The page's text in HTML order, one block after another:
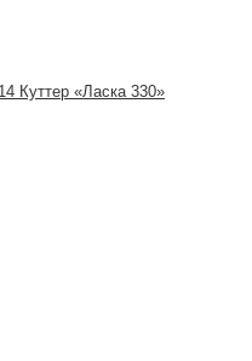
Куттер «Ласка 330»